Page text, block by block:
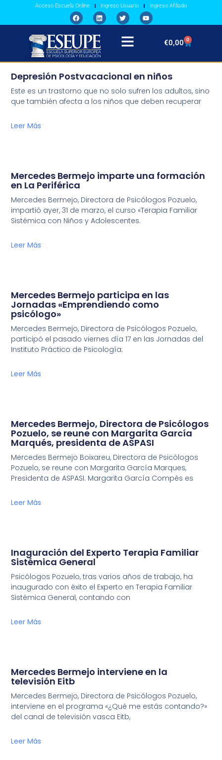
Acceso Escuela Online Ingreso Usuario Ingreso Afiliado
€0,00 0
Depresión Postvacacional en niños
Este es un trastorno que no solo sufren los adultos, sino
que también afecta a los niños que deben recuperar
Leer Más
Mercedes Bermejo imparte una formación
en La Periférica
Mercedes Bermejo, Directora de Psicólogos Pozuelo,
impartió ayer, 31 de marzo, el curso «Terapia Familiar
Sistémica con Niños y Adolescentes.
Leer Más
Mercedes Bermejo participa en las
Jornadas «Emprendiendo como
psicólogo»
Mercedes Bermejo, Directora de Psicólogos Pozuelo,
participó el pasado viernes día 17 en las Jornadas del
Instituto Práctico de Psicología:
Leer Más
Mercedes Bermejo, Directora de Psicólogos
Pozuelo, se reune con Margarita García
Marqués, presidenta de ASPASI
Mercedes Bermejo Boixareu, Directora de Psicólogos
Pozuelo, se reune con Margarita García Marques,
Presidenta de ASPASI. Margarita García Compés es
Leer Más
Inaguración del Experto Terapia Familiar
Sistémica General
Psicólogos Pozuelo, tras varios años de trabajo, ha
inaugurado con éxito el Experto en Terapia Familiar
Sistémica General, contando con
Leer Más
Mercedes Bermejo interviene en la
televisión Eitb
Mercedes Bermejo, Directora de Psicólogos Pozuelo,
interviene en el programa «¿Qué me estás contando?»
del canal de televisión vasca Eitb,
Leer Más